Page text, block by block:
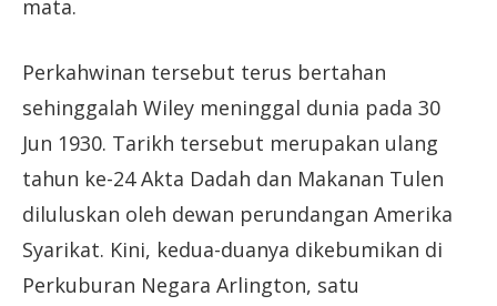
mata.
Perkahwinan tersebut terus bertahan
sehinggalah Wiley meninggal dunia pada 30
Jun 1930. Tarikh tersebut merupakan ulang
tahun ke-24 Akta Dadah dan Makanan Tulen
diluluskan oleh dewan perundangan Amerika
Syarikat. Kini, kedua-duanya dikebumikan di
Perkuburan Negara Arlington, satu